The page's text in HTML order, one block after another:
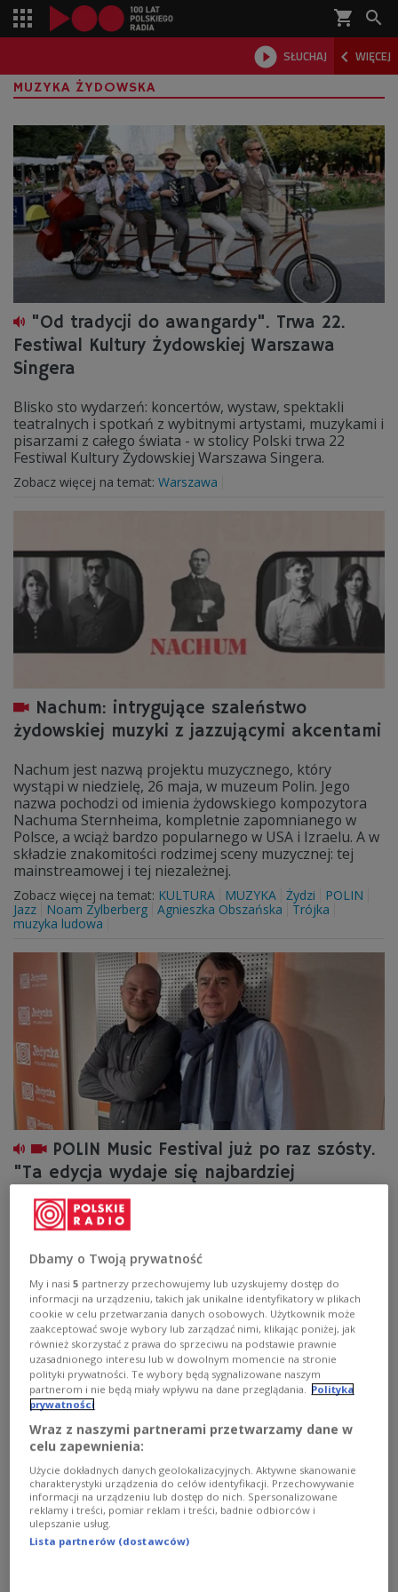
shopping_cart 
 SŁUCHAJ  WIĘCEJ

MUZYKA ŻYDOWSKA
"Od tradycji do awangardy". Trwa 22.
Festiwal Kultury Żydowskiej Warszawa
Singera
Blisko sto wydarzeń: koncertów, wystaw, spektakli
teatralnych i spotkań z wybitnymi artystami, muzykami i
pisarzami z całego świata - w stolicy Polski trwa 22
Festiwal Kultury Żydowskiej Warszawa Singera.
Zobacz więcej na temat: Warszawa
Nachum: intrygujące szaleństwo
żydowskiej muzyki z jazzującymi akcentami
Nachum jest nazwą projektu muzycznego, który
wystąpi w niedzielę, 26 maja, w muzeum Polin. Jego
nazwa pochodzi od imienia żydowskiego kompozytora
Nachuma Sternheima, kompletnie zapomnianego w
Polsce, a wciąż bardzo popularnego w USA i Izraelu. A w
składzie znakomitości rodzimej sceny muzycznej: tej
mainstreamowej i tej niezależnej.
Zobacz więcej na temat: KULTURA MUZYKA Żydzi
POLIN
Jazz
Noam Zylberberg Agnieszka Obszańska
Trójka
muzyka ludowa
POLIN Music Festival już po raz szósty.
"Ta edycja wydaje się najbardziej
skierowana na młodych"
POLIN Music Festival to jedna z najważniejszych imprez
muzycznych organizowanych nie tylko w Warszawie, ale
również w Polsce. W tym roku odbędzie się po raz
szósty. - Ta edycja wydaje mi się najbardziej skierowana
na to, co żywe, na to, co dzieje się teraz - zwraca uwagę
Kajetan Prochyra, kurator Sceny Muzycznej
Muzeum POLIN.
Zobacz więcej na temat:Kajetan Prochyra
muzeum żydów polskich POLIN Paweł Sztompke
muzyka klasyczna MUZYKA
Dbamy o Twoją prywatność
My i nasi5 partnerzy przechowujemy lub uzyskujemy dostęp do
informacji na urządzeniu, takich jak unikalne identyfikatory w plikach
cookie w celu przetwarzania danych osobowych. Użytkownik może
zaakceptować swoje wybory lub zarządzać nimi, klikając poniżej, jak
również skorzystać z prawa do sprzeciwu na podstawie prawnie
uzasadnionego interesu lub w dowolnym momencie na stronie
polityki prywatności. Te wybory będą sygnalizowane naszym
partnerom i nie będą miały wpływu na dane przeglądania.
Polityka
prywatności
Wraz z naszymi partnerami przetwarzamy dane w
celu zapewnienia:
Użycie dokładnych danych geolokalizacyjnych. Aktywne skanowanie
charakterystyki urządzenia do celów identyfikacji. Przechowywanie
informacji na urządzeniu lub dostęp do nich. Spersonalizowane
reklamy i treści, pomiar reklam i treści, badnie odbiorców i
ulepszanie usług.
Lista partnerów (dostawców)